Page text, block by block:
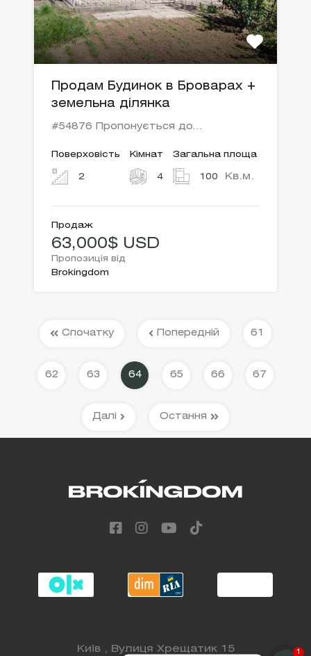
Продам Будинок в Броварах +
земельна ділянка
#54876 Пропонується до…
Поверховість
2
Кімнат
4
Загальна площа
100 Кв.м.
Продаж
63,000$ USD
Пропозиція від
Brokingdom
Спочатку Попередній 61
62 63 64 65 66 67
Далі Остання
Київ , Вулиця Хрещатик 15 1